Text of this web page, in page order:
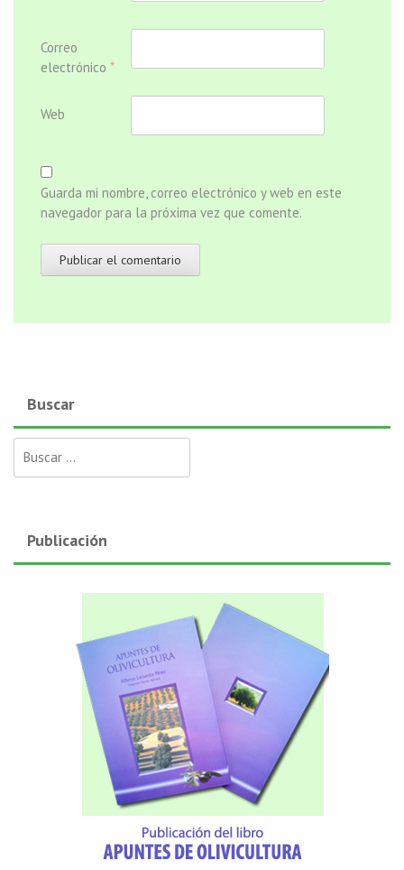
Correo
electrónico *
Web
Guarda mi nombre, correo electrónico y web en este
navegador para la próxima vez que comente.
Buscar
Publicación